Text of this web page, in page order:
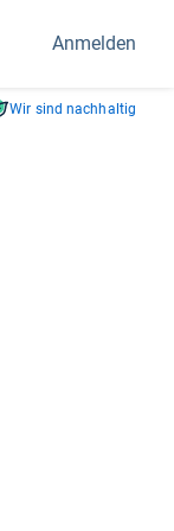
Anmelden
Wir sind nachhaltig